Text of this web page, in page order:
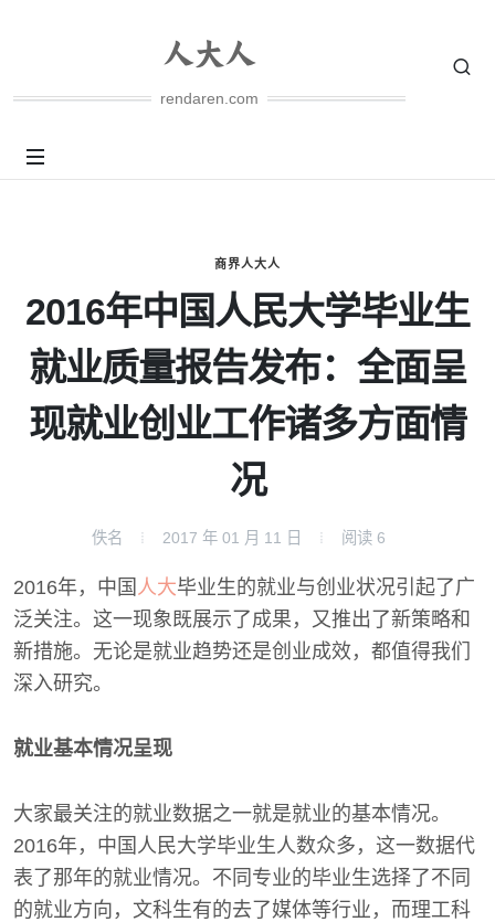
rendaren.com
商界人大人
2016年中国人民大学毕业生
就业质量报告发布：全面呈
现就业创业工作诸多方面情
况
佚名 2017 年 01 月 11 日 阅读 6
2016年，中国 人大毕业生的就业与创业状况引起了广
泛关注。这一现象既展示了成果，又推出了新策略和
新措施。无论是就业趋势还是创业成效，都值得我们
深入研究。
就业基本情况呈现
大家最关注的就业数据之一就是就业的基本情况。
2016年，中国人民大学毕业生人数众多，这一数据代
表了那年的就业情况。不同专业的毕业生选择了不同
的就业方向，文科生有的去了媒体等行业，而理工科